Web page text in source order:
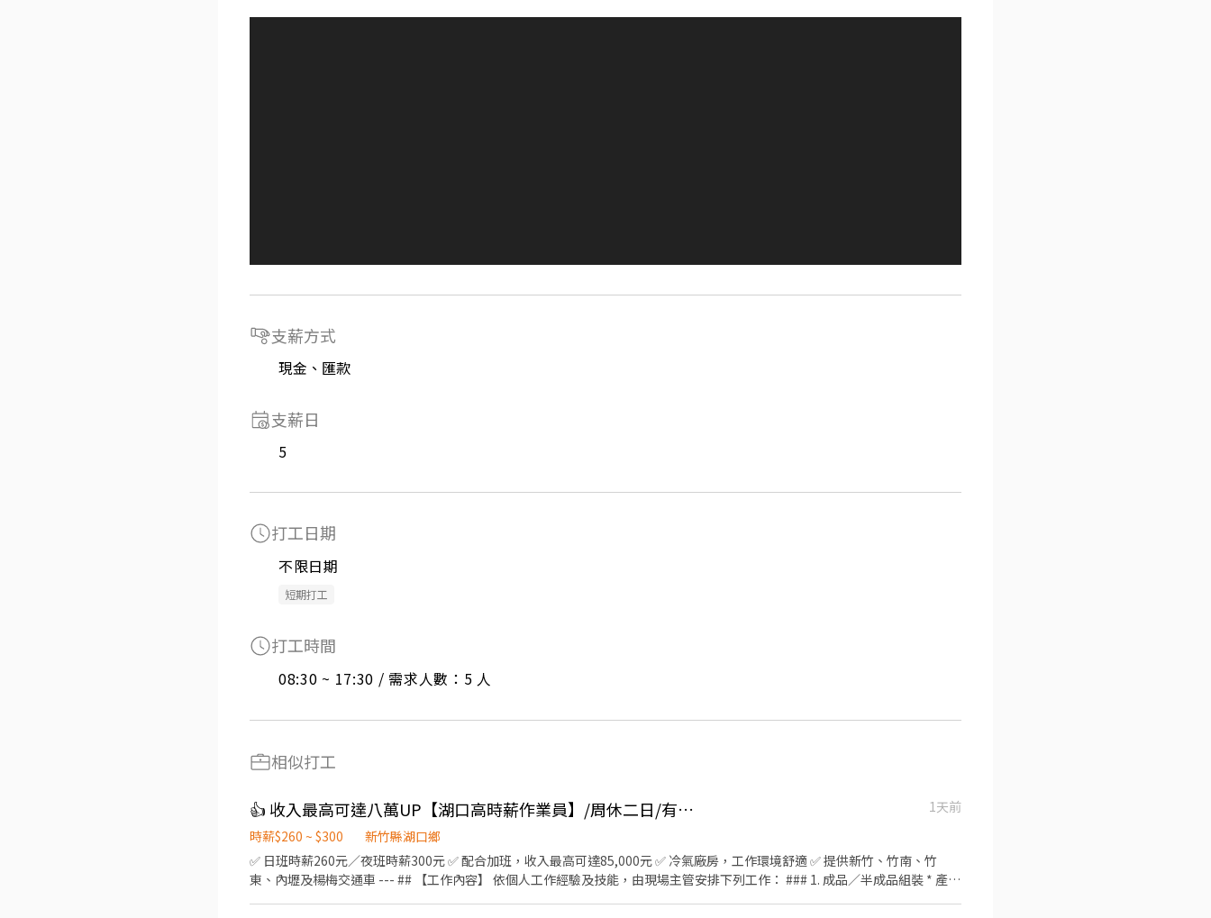
支薪方式
現金、匯款
支薪日
5
打工日期
不限日期
短期打工
打工時間
08:30 ~ 17:30 / 需求人數：5 人
相似打工
👍 收入最高可達八萬UP【湖口高時薪作業員】/周休二日/有交通車/日、夜班
1天前
時薪$260 ~ $300
新竹縣湖口鄉
✅ 日班時薪260元／夜班時薪300元 ✅ 配合加班，收入最高可達85,000元 ✅ 冷氣廠房，工作環境舒適 ✅ 提供新竹、竹南、竹
東、內壢及楊梅交通車 --- ## 【工作內容】 依個人工作經驗及技能，由現場主管安排下列工作： ### 1. 成品／半成品組裝 * 產品